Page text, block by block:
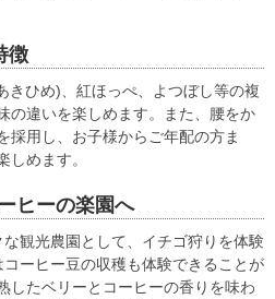
徴
きひめ)、紅ほっぺ、よつぼし等の複
の違いを楽しめます。また、腰をか
採用し、お子様からご年配の方ま
しめます。
ヒーの楽園へ
観光農園として、イチゴ狩りを体験
ーヒー豆の収穫も体験できることが
したベリーとコーヒーの香りを味わ